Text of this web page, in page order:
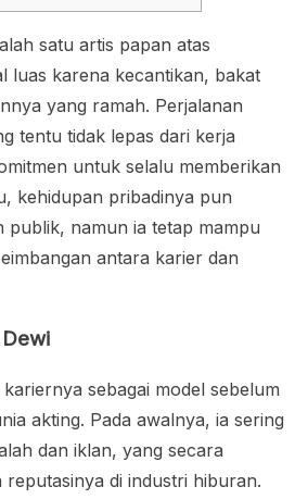
satu artis papan atas
luas karena kecantikan, bakat
yang ramah. Perjalanan
tentu tidak lepas dari kerja
untuk selalu memberikan
kehidupan pribadinya pun
publik, namun ia tetap mampu
antara karier dan
sebagai model sebelum
akting. Pada awalnya, ia sering
dan iklan, yang secara
di industri hiburan.